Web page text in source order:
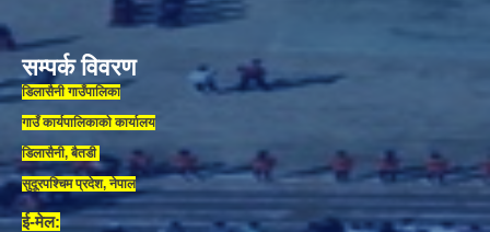
सम्पर्क विवरण
डिलासैनी गाउँपालिका
गाउँ कार्यपालिकाकाे कार्यालय
डिलासैनी, बैतडी
सुदूरपश्चिम प्रदेश, नेपाल
ई-मेल: